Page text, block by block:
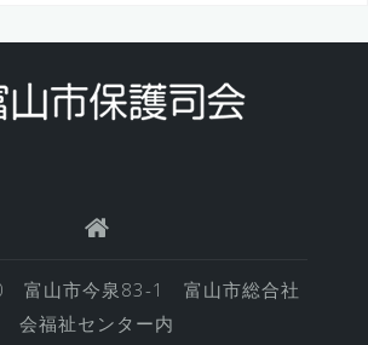
富山市今泉83-1 富山市総合社
会福祉センター内